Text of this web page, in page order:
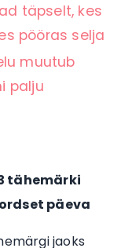
täpselt, kes
pööras selja
muutub
palju
tähemärki
päeva
jaoks